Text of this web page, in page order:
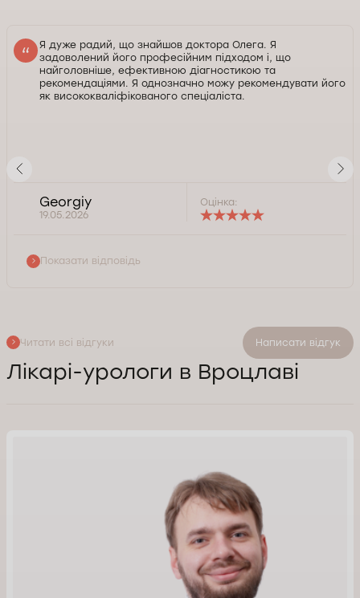
Я дуже радий, що знайшов доктора Олега. Я
задоволений його професійним підходом і, що
найголовніше, ефективною діагностикою та
рекомендаціями. Я однозначно можу рекомендувати його
як висококваліфікованого спеціаліста.
Georgiy
19.05.2026
Оцінка:
Показати відповідь
Читати всі відгуки Написати відгук
Лікарі-урологи в Вроцлаві